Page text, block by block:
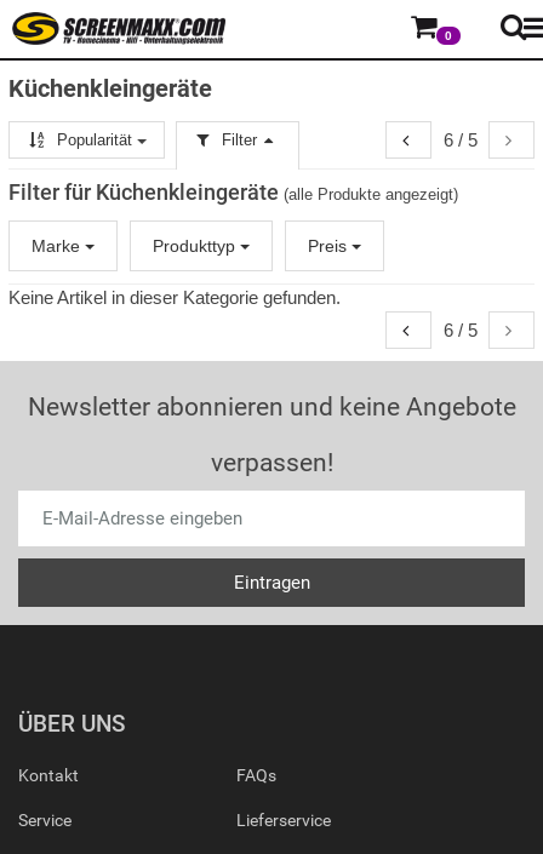
0
Küchenkleingeräte
6 / 5
Popularität Filter
Filter für Küchenkleingeräte (alle Produkte angezeigt)
Marke Produkttyp Preis
Keine Artikel in dieser Kategorie gefunden.
6 / 5
Newsletter abonnieren und keine Angebote
verpassen!
ÜBER UNS
Kontakt
Service
FAQs
Lieferservice